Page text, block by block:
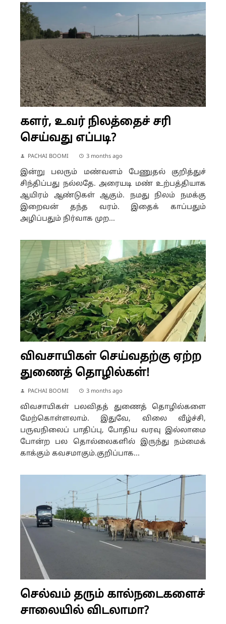
களர், உவர் நிலத்தைச் சரி
செய்வது எப்படி?
PACHAI BOOMI 3 months ago
இன்று பலரும் மண்வளம் பேணுதல் குறித்துச்
சிந்திப்பது நல்லதே. அரையடி மண் உற்பத்தியாக
ஆயிரம் ஆண்டுகள் ஆகும். நமது நிலம் நமக்கு
இறைவன் தந்த வரம். இதைக் காப்பதும்
அழிப்பதும் நிர்வாக முற...
விவசாயிகள் செய்வதற்கு ஏற்ற
துணைத் தொழில்கள்!
PACHAI BOOMI 3 months ago
விவசாயிகள் பலவிதத் துணைத் தொழில்களை
மேற்கொள்ளலாம். இதுவே, விலை வீழ்ச்சி,
பருவநிலைப் பாதிப்பு, போதிய வரவு இல்லாமை
போன்ற பல தொல்லைகளில் இருந்து நம்மைக்
காக்கும் கவசமாகும்.குறிப்பாக...
செல்வம் தரும் கால்நடைகளைச்
சாலையில் விடலாமா?